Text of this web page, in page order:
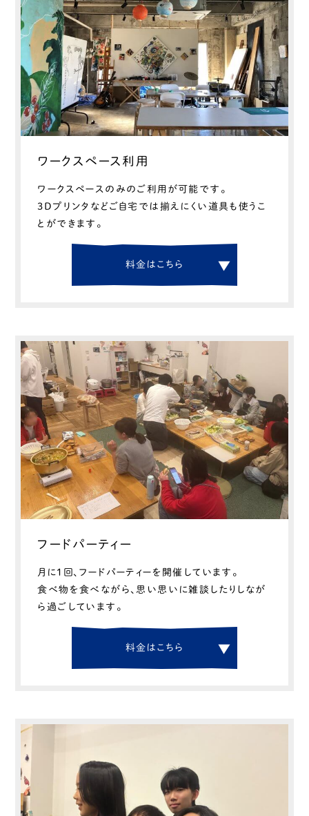
ワークスペース利用
ワークスペースのみのご利用が可能です。
3Dプリンタなどご自宅では揃えにくい道具も使うこ
とができます。
料金 は こ ち ら
フードパーティー
月に1回、フードパーティーを開催しています。
食べ物を食べながら、思い思いに雑談したりしなが
ら過ごしています。
料金 は こ ち ら